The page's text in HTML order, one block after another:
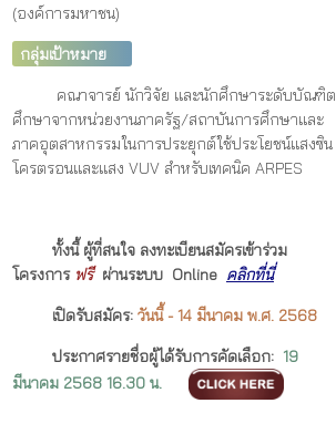
(องค์การมหาชน)
กลุ่มเป้าหมาย
คณาจารย์ นักวิจัย และนักศึกษาระดับบัณฑิต
ศึกษาจากหน่วยงานภาครัฐ/สถาบันการศึกษาและ
ภาคอุตสาหกรรมในการประยุกต์ใช้ประโยชน์แสงซิน
โครตรอนและแสง VUV สำหรับเทคนิค ARPES
ทั้งนี้ ผู้ที่สนใจ ลงทะเบียนสมัครเข้าร่วม
โครงการ ฟรีผ่านระบบ Online คลิกที่นี่
เปิดรับสมัคร: วันนี้ - 14 มีนาคม พ.ศ. 2568
ประกาศรายชื่อผู้ได้รับการคัดเลือก: 19
มีนาคม 2568 16.30 น.